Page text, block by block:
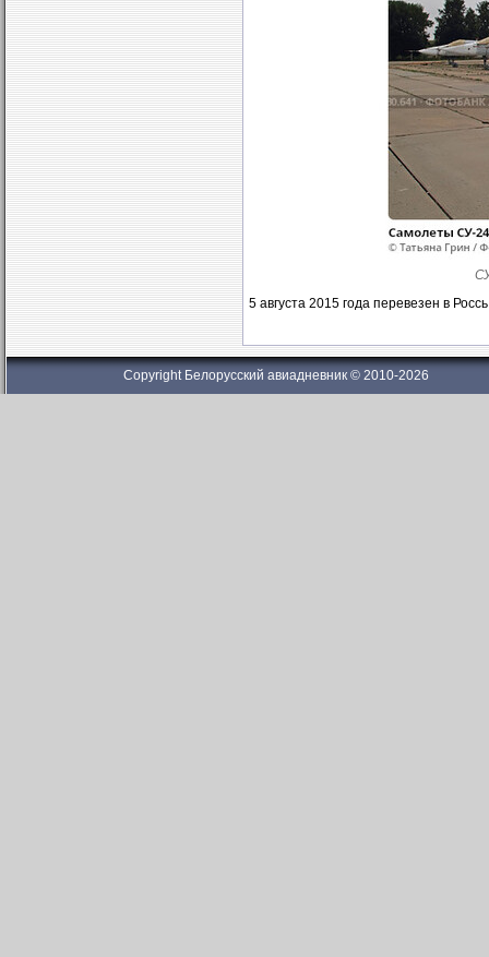
5 августа 2015 года перевезен в
Copyright Белорусский авиадневник © 2010-2026